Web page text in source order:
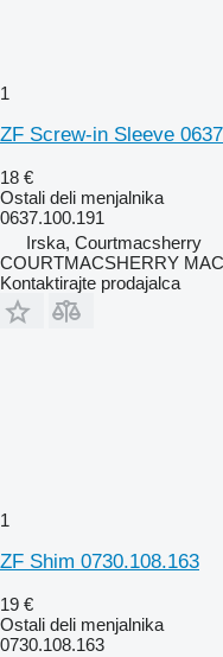
1
ZF Screw-in Sleeve
18 €
Ostali deli menjalnika
0637.100.191
Irska, Courtmacsherry
COURTMACSHERRY
Kontaktirajte prodajalca
1
ZF Shim 0730.108.163
19 €
Ostali deli menjalnika
0730.108.163